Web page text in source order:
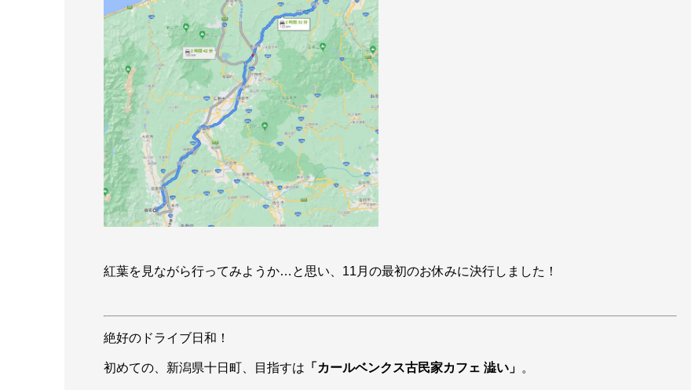
紅葉を見ながら行ってみようか…と思い、11月の最初のお休みに決行しました！
絶好のドライブ日和！
初めての、新潟県十日町、目指すは 「カールベンクス古民家カフェ 澁い」 。